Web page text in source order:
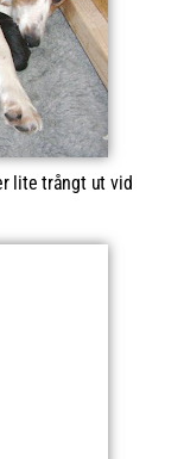
lite trångt ut vid